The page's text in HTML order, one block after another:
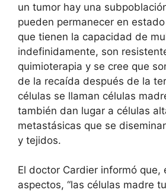
un tumor hay una
pueden permanecer en estado
que tienen la capacidad de
indefinidamente, son
quimioterapia y se cree que
de la recaída después de la
células se llaman células
también dan lugar a células
metastásicas que se
y tejidos.
El doctor Cardier informó que,
aspectos, “las células madre